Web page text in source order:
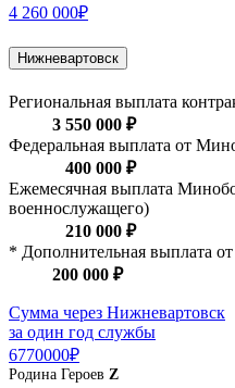
4 260 000₽
Нижневартовск
Региональная выплата
3 550 000 ₽
Федеральная выплата от
400 000 ₽
Ежемесячная выплата
военнослужащего)
210 000 ₽
* Дополнительная выплата
200 000 ₽
Сумма через Нижневартовск
за один год службы
6770000₽
Родина Героев Z